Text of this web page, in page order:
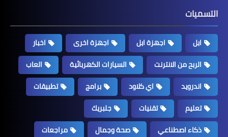
التسميات
ابل اجهزة ابل اجهزة اخرى
اخبار
الربح من الانترنت
السيارات الكهربائية
العاب
اندرويد
اي كلاود برامج
تطبيقات
تعليم
تقنيات
جلبريك
ذكاء اصطناعي
صحة وجمال
مراجعات